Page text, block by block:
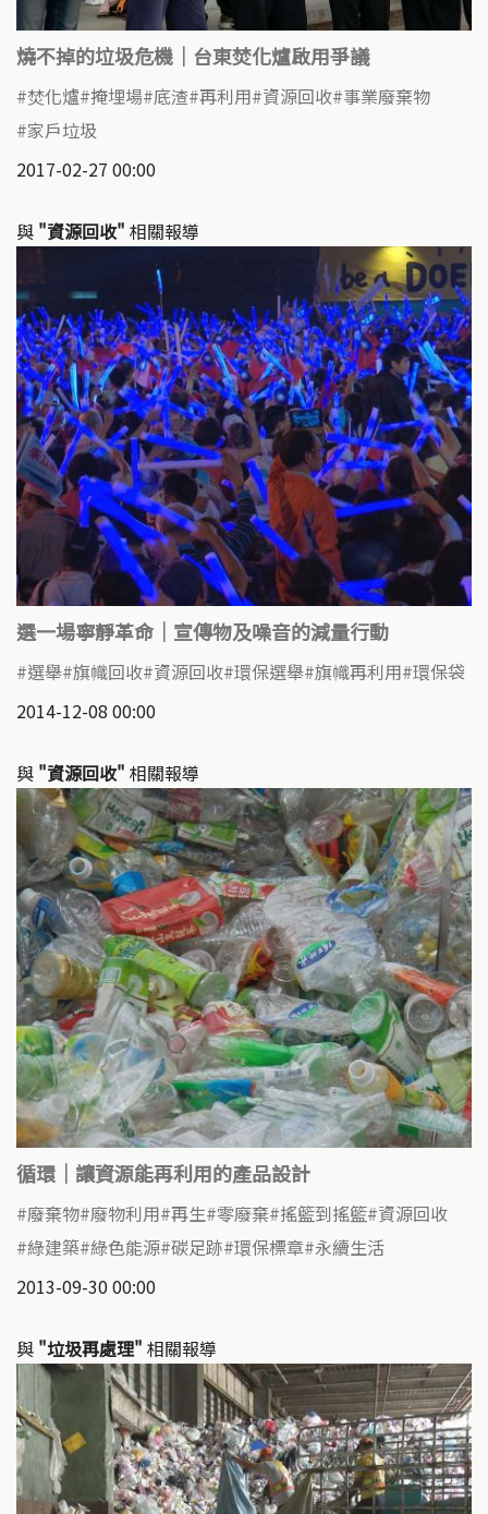
燒不掉的垃圾危機｜台東焚化爐啟用爭議
焚化爐 掩埋場 底渣 再利用 資源回收 事業廢棄物
家戶垃圾
2017-02-27 00:00
與 "資源回收" 相關報導
選一場寧靜革命｜宣傳物及噪音的減量行動
選舉 旗幟回收 資源回收 環保選舉 旗幟再利用 環保袋
2014-12-08 00:00
與 "資源回收" 相關報導
循環｜讓資源能再利用的產品設計
廢棄物 廢物利用 再生 零廢棄 搖籃到搖籃 資源回收
綠建築 綠色能源 碳足跡 環保標章 永續生活
2013-09-30 00:00
與 "垃圾再處理" 相關報導